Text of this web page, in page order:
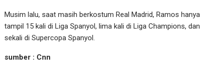
Musim lalu, saat masih berkostum Real Madrid, Ramos hanya
tampil 15 kali di Liga Spanyol, lima kali di Liga Champions, dan
sekali di Supercopa Spanyol.
sumber : Cnn